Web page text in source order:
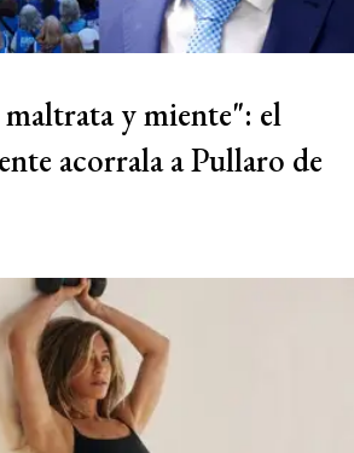
y miente": el
acorrala a Pullaro de